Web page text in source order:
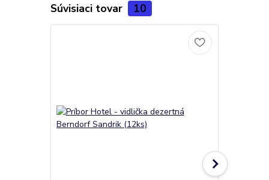
Súvisiaci tovar 10